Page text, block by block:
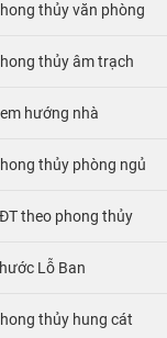
thủy văn phòng
thủy âm trạch
hướng nhà
thủy phòng ngủ
theo phong thủy
Lỗ Ban
thủy hung cát